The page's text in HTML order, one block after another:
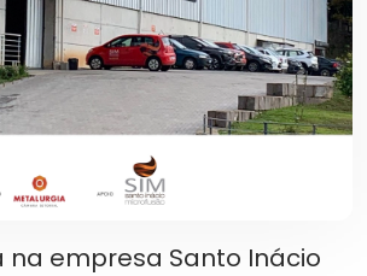
na empresa Santo Inácio